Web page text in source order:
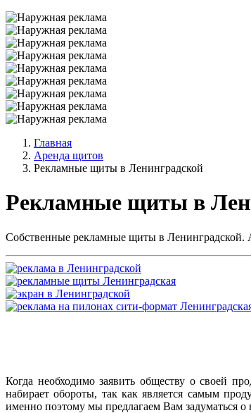
Главная
Аренда щитов
Рекламные щиты в Ленинградской
Рекламные щиты в
Собственные рекламные щиты в Ленинградской.
Когда необходимо заявить обществу о своей
набирает обороты, так как является самым
именно поэтому мы предлагаем Вам задуматься